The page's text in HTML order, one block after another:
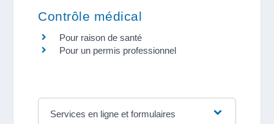
Contrôle médical
Pour raison de santé
Pour un permis professionnel
Services en ligne et formulaires